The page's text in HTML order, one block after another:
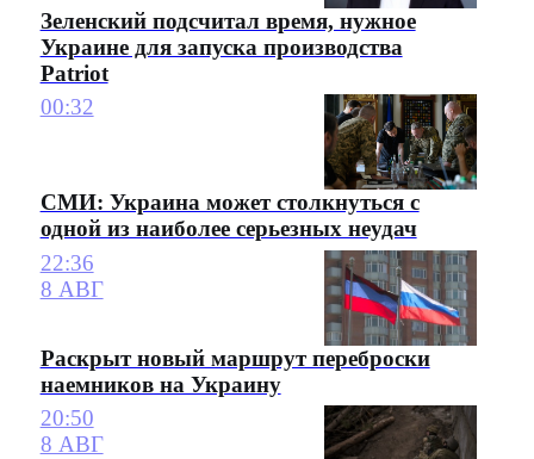
Зеленский подсчитал время, нужное
Украине для запуска производства
Patriot
00:32
СМИ: Украина может столкнуться с
одной из наиболее серьезных неудач
22:36
8 АВГ
Раскрыт новый маршрут переброски
наемников на Украину
20:50
8 АВГ